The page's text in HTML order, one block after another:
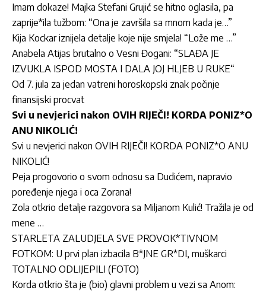
Imam dokaze! Majka Stefani Grujić se hitno oglasila, pa
zaprije*ila tužbom: “Ona je završila sa mnom kada je…”
Kija Kockar iznijela detalje koje nije smjela! “Lože me …”
Anabela Atijas brutalno o Vesni Đogani: “SLAĐA JE
IZVUKLA ISPOD MOSTA I DALA JOJ HLJEB U RUKE“
Od 7. jula za jedan vatreni horoskopski znak počinje
finansijski procvat
Svi u nevjerici nakon OVIH RIJEČI! KORDA PONIZ*O
ANU NIKOLIĆ!
Svi u nevjerici nakon OVIH RIJEČI! KORDA PONIZ*O ANU
NIKOLIĆ!
Peja progovorio o svom odnosu sa Dudićem, napravio
poređenje njega i oca Zorana!
Zola otkrio detalje razgovora sa Miljanom Kulić! Tražila je od
mene …
STARLETA ZALUDJELA SVE PROVOK*TIVNOM
FOTKOM: U prvi plan izbacila B*JNE GR*DI, muškarci
TOTALNO ODLIJEPILI (FOTO)
Korda otkrio šta je (bio) glavni problem u vezi sa Anom: